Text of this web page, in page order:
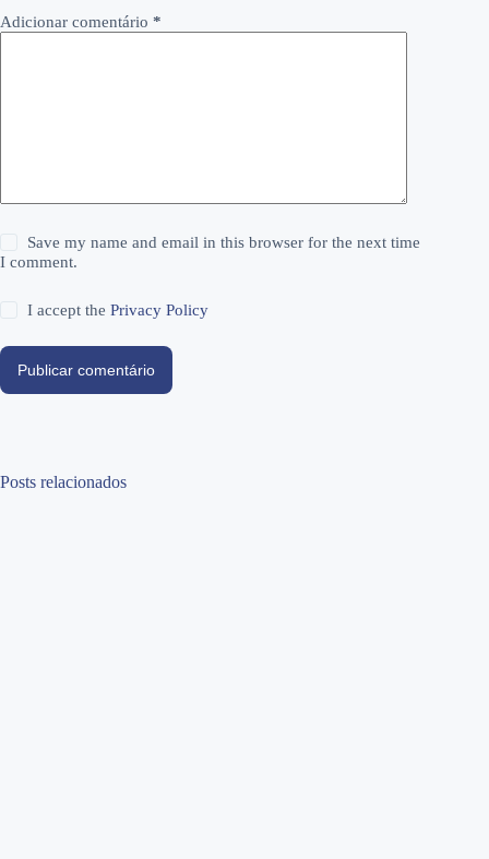
Adicionar comentário *
Save my name and email in this browser for the next time
I comment.
I accept thePrivacy Policy
Publicar comentário
Posts relacionados